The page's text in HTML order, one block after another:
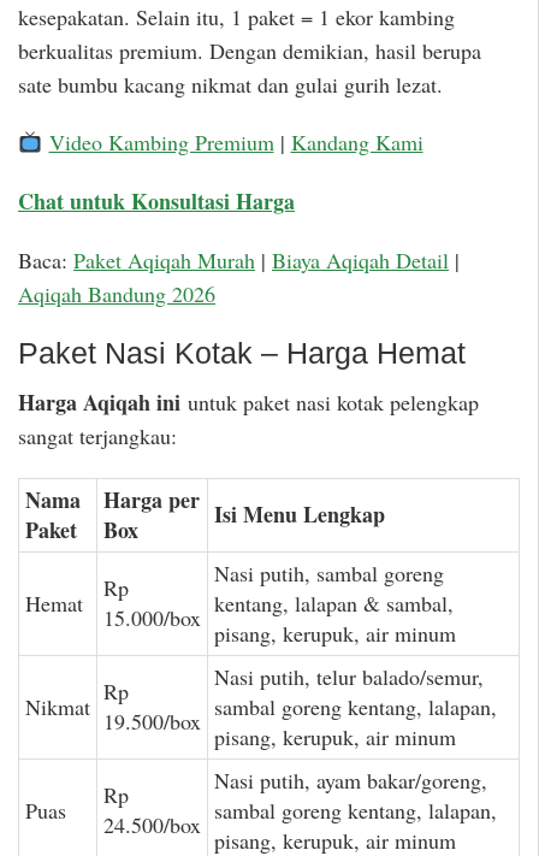
kesepakatan. Selain itu, 1 paket = 1 ekor kambing
berkualitas premium. Dengan demikian, hasil berupa
sate bumbu kacang nikmat dan gulai gurih lezat.
Video Kambing Premium| Kandang Kami
Chat untuk Konsultasi Harga
Baca: Paket Aqiqah Murah | Biaya Aqiqah Detail |
Aqiqah Bandung 2026
Paket Nasi Kotak – Harga Hemat
Harga Aqiqah ini untuk paket nasi kotak pelengkap
sangat terjangkau:
Nama
Paket
Harga per
Box
Isi Menu Lengkap
Hemat
Rp
15.000/box
Nasi putih, sambal goreng
kentang, lalapan & sambal,
pisang, kerupuk, air minum
Nikmat
Rp
19.500/box
Nasi putih, telur balado/semur,
sambal goreng kentang, lalapan,
pisang, kerupuk, air minum
Puas
Rp
24.500/box
Nasi putih, ayam bakar/goreng,
sambal goreng kentang, lalapan,
pisang, kerupuk, air minum